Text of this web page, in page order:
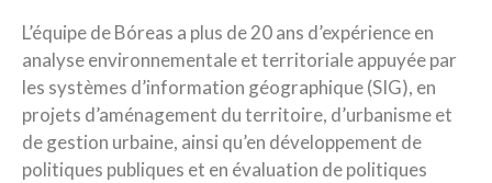
L’équipe de Bóreas a plus de 20 ans d’expérience en
analyse environnementale et territoriale appuyée par
les systèmes d’information géographique (SIG), en
projets d’aménagement du territoire, d’urbanisme et
de gestion urbaine, ainsi qu’en développement de
politiques publiques et en évaluation de politiques